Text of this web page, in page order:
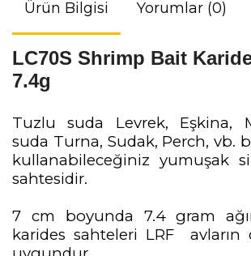
Ürün Bilgisi Yorumlar (0)
LC70S Shrimp Bait
7.4g
Tuzlu suda Levrek, Eşkina,
suda Turna, Sudak, Perch,vb.
kullanabileceğiniz yumuşak
sahtesidir.
7 cm boyunda 7.4 gram
karides sahteleri LRF avların